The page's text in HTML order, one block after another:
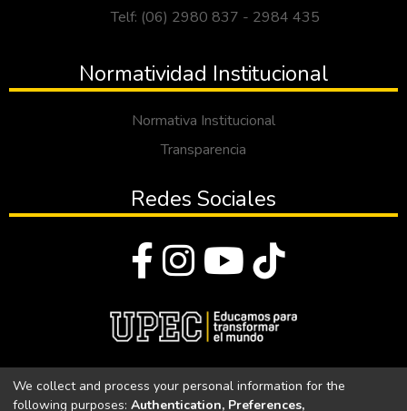
Telf: (06) 2980 837 - 2984 435
Normatividad Institucional
Normativa Institucional
Transparencia
Redes Sociales
We collect and process your personal information for the
following purposes: Authentication, Preferences,